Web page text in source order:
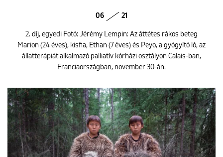
06 21
2. díj, egyedi Fotó: Jérémy Lempin: Az áttétes rákos beteg
Marion (24 éves), kisfia, Ethan (7 éves) és Peyo, a gyógyító ló, az
állatterápiát alkalmazó palliatív kórházi osztályon Calais-ban,
Franciaországban, november 30-án.